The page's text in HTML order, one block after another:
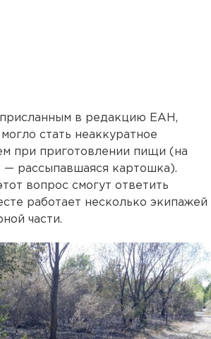
в редакцию ЕАН,
стать неаккуратное
при приготовлении пищи (на
— рассыпавшаяся картошка).
вопрос смогут ответить
работает несколько экипажей
части.